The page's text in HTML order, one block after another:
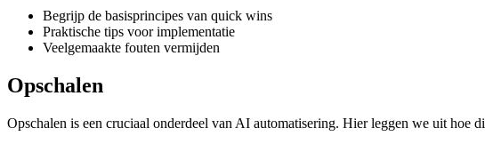
Begrijp de basisprincipes van quick wins
Praktische tips voor implementatie
Veelgemaakte fouten vermijden
Opschalen
Opschalen is een cruciaal onderdeel van AI automatisering. Hier leggen we uit hoe